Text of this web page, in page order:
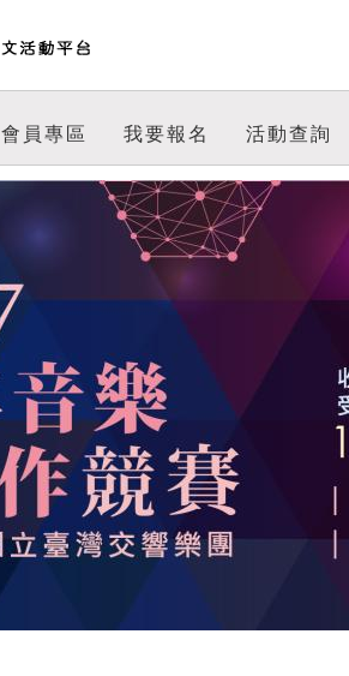
會員專區 我要報名 活動查詢